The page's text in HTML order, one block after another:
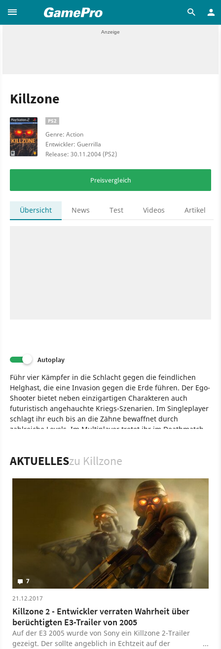
Killzone
PS2
Genre: Action
Entwickler: Guerrilla
Release: 30.11.2004 (PS2)
Preisvergleich
Übersicht News Test Videos Artikel
Autoplay
Führ vier Kämpfer in die Schlacht gegen die feindlichen
Helghast, die eine Invasion gegen die Erde führen. Der Ego-
Shooter bietet neben einzigartigen Charakteren auch
futuristisch angehauchte Kriegs-Szenarien. Im Singleplayer
schlagt ihr euch bis an die Zähne bewaffnet durch
zahlreiche Levels. Im Multiplayer tretet ihr im Deathmatch
Spiel PlayStation 2 PlayStation
AKTUELLESzu Killzone
7
21.12.2017
Killzone 2 - Entwickler verraten Wahrheit über
berüchtigten E3-Trailer von 2005
Auf der E3 2005 wurde von Sony ein Killzone 2-Trailer
gezeigt. Der sollte angeblich in Echtzeit auf der